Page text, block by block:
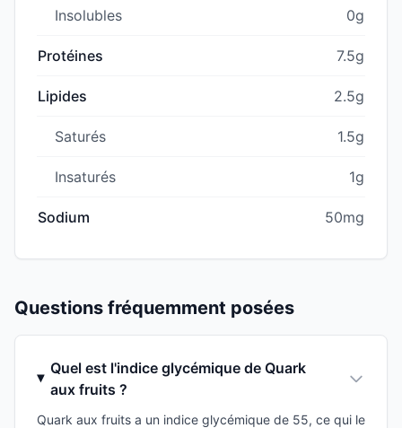
Insolubles 0g
Protéines 7.5g
Lipides 2.5g
Saturés 1.5g
Insaturés 1g
Sodium 50mg
Questions fréquemment posées
Quel est l'indice glycémique de Quark
aux fruits ?
Quark aux fruits a un indice glycémique de 55, ce qui le